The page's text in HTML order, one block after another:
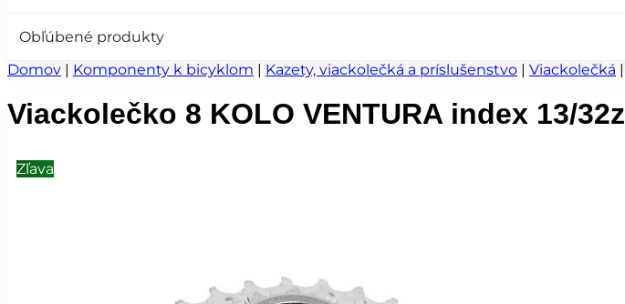
Obľúbené produkty
Domov | Komponenty k bicyklom | Kazety, viackolečká a príslušenstvo | Viackolečká |
Viackolečko 8 KOLO VENTURA index 13/32z
Zľava